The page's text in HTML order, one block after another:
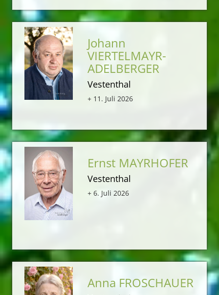
Johann
VIERTELMAYR-
ADELBERGER
Vestenthal
+ 11. Juli 2026
Ernst MAYRHOFER
Vestenthal
+ 6. Juli 2026
Anna FROSCHAUER